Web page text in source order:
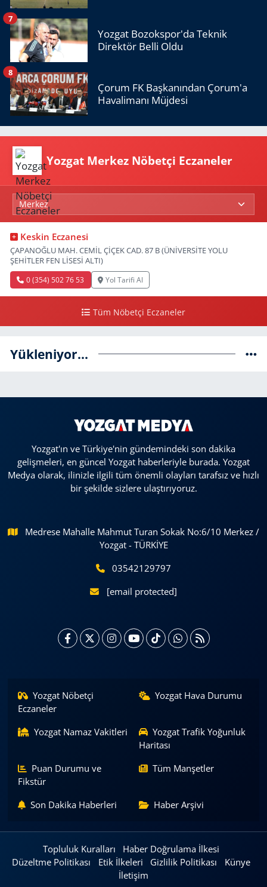
Yozgat Bozokspor'da Teknik
Direktör Belli Oldu
7
Çorum FK Başkanından Çorum'a
Havalimanı Müjdesi
8
Yozgat Merkez Nöbetçi Eczaneler
Keskin Eczanesi
ÇAPANOĞLU MAH. CEMİL ÇİÇEK CAD. 87 B (ÜNİVERSİTE YOLU
ŞEHİTLER FEN LİSESİ ALTI)
0 (354) 502 76 53 Yol Tarifi Al
Tüm Nöbetçi Eczaneler
Yükleniyor...
Yozgat'ın ve Türkiye'nin gündemindeki son dakika
gelişmeleri, en güncel Yozgat haberleriyle burada. Yozgat
Medya olarak, ilinizle ilgili tüm önemli olayları tarafsız ve hızlı
bir şekilde sizlere ulaştırıyoruz.
Medrese Mahalle Mahmut Turan Sokak No:6/10 Merkez /
Yozgat - TÜRKİYE
03542129797
[email protected]
Yozgat Nöbetçi
Eczaneler
Yozgat Hava Durumu
Yozgat Namaz Vakitleri
Yozgat Trafik Yoğunluk
Haritası
Puan Durumu ve
Fikstür
Tüm Manşetler
Son Dakika Haberleri Haber Arşivi
Topluluk Kuralları
Haber Doğrulama İlkesi
Düzeltme Politikası
Etik İlkeleri Gizlilik Politikası
Künye
İletişim